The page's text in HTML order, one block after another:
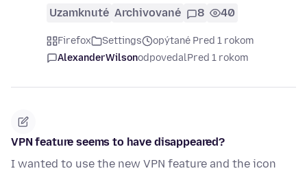
Uzamknuté Archivované 8 40
Firefox Settings
opýtané Pred 1 rokom
AlexanderWilsonodpovedalPred 1 rokom
VPN feature seems to have disappeared?
I wanted to use the new VPN feature and the icon